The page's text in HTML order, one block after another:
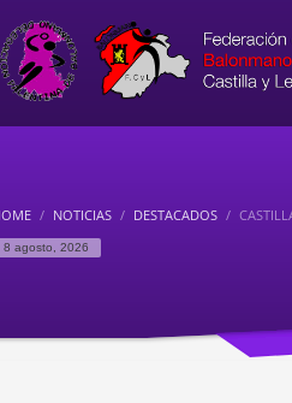
NOTICIAS DESTACADOS
8 agosto, 2026